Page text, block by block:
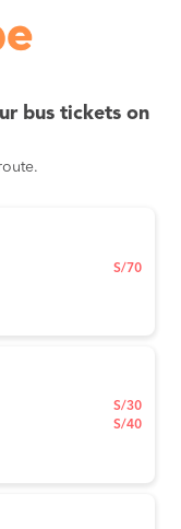
bus tickets on
S/70
S/30
S/40